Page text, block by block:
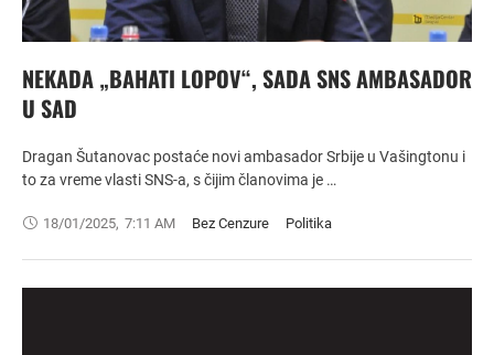
NEKADA „BAHATI LOPOV“, SADA SNS AMBASADOR
U SAD
Dragan Šutanovac postaće novi ambasador Srbije u Vašingtonu i
to za vreme vlasti SNS-a, s čijim članovima je …
18/01/2025, 7:11 AM Bez Cenzure Politika